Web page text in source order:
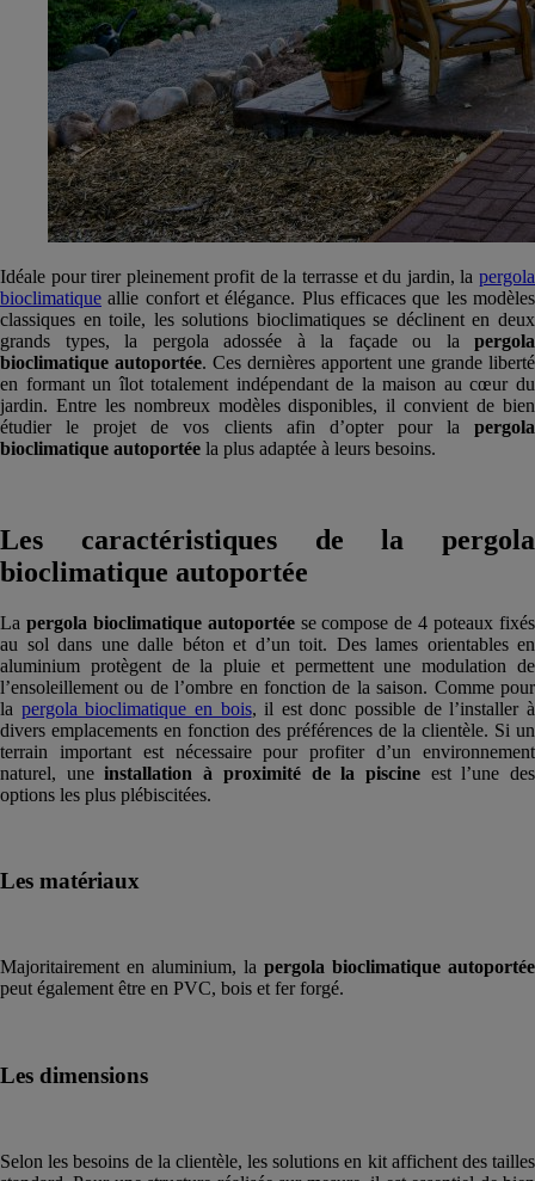
Idéale pour tirer pleinement profit de la terrasse et du jardin, la pergola
bioclimatique allie confort et élégance. Plus efficaces que les modèles
classiques en toile, les solutions bioclimatiques se déclinent en deux
grands types, la pergola adossée à la façade ou la pergola
bioclimatique autoportée. Ces dernières apportent une grande liberté
en formant un îlot totalement indépendant de la maison au cœur du
jardin. Entre les nombreux modèles disponibles, il convient de bien
étudier le projet de vos clients afin d’opter pour la pergola
bioclimatique autoportée la plus adaptée à leurs besoins.
Les caractéristiques de la pergola
bioclimatique autoportée
La pergola bioclimatique autoportéese compose de 4 poteaux fixés
au sol dans une dalle béton et d’un toit. Des lames orientables en
aluminium protègent de la pluie et permettent une modulation de
l’ensoleillement ou de l’ombre en fonction de la saison. Comme pour
la pergola bioclimatique en bois, il est donc possible de l’installer à
divers emplacements en fonction des préférences de la clientèle. Si un
terrain important est nécessaire pour profiter d’un environnement
naturel, uneinstallation à proximité de la piscineest l’une des
options les plus plébiscitées.
Les matériaux
Majoritairement en aluminium, la pergola bioclimatique autoportée
peut également être en PVC, bois et fer forgé.
Les dimensions
Selon les besoins de la clientèle, les solutions en kit affichent des tailles